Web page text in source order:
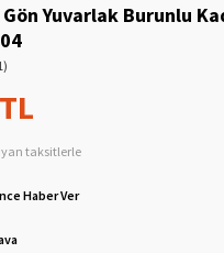
Yuvarlak Burunlu
taksitlerle
Haber Ver